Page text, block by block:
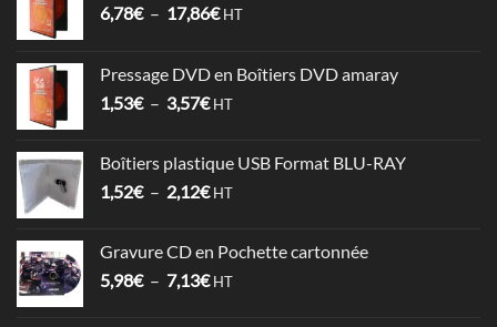
6,78€ – 17,86€Plage
6,78€
à
HT
Pressage DVD en Boîtiers DVD amaray
1,53€ – 3,57€Plage
1,53€
à
HT
Boîtiers plastique USB Format BLU-RAY
1,52€ – 2,12€Plage
1,52€
à
HT
Gravure CD en Pochette cartonnée
5,98€ – 7,13€Plage
HT